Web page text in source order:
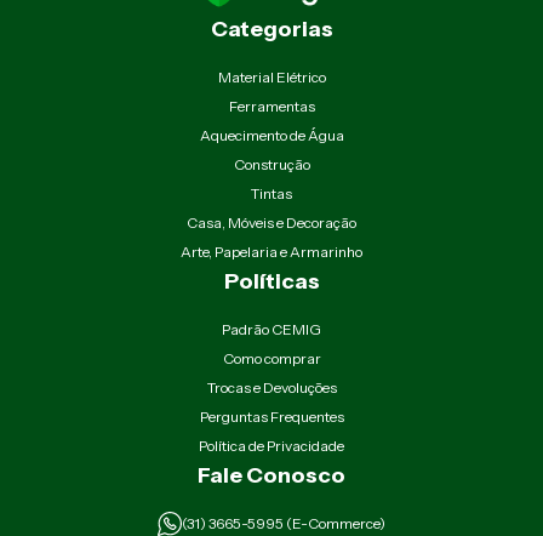
Categorias
Material Elétrico
Ferramentas
Aquecimento de Água
Construção
Tintas
Casa, Móveis e Decoração
Arte, Papelaria e Armarinho
Políticas
Padrão CEMIG
Como comprar
Trocas e Devoluções
Perguntas Frequentes
Política de Privacidade
Fale Conosco
(31) 3665-5995 (E-Commerce)